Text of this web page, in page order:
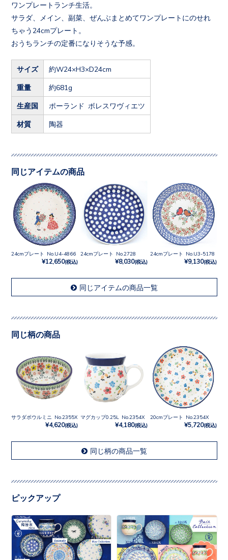
ワンプレートランチ生活。
サラダ、メイン、副菜、ぜんぶまとめてワンプレートにのせれ
ちゃう24cmプレート。
おうちランチの定番になりそうな予感。
サイズ 約W24×H3×D24cm
重量 約681g
生産国 ポーランド ボレスワヴィエツ
材質 陶器
同じアイテムの商品
24cmプレート No.U4-4866
¥12,650(税込)
24cmプレート No.2728
¥8,030(税込)
24cmプレート No.U3-5178
¥9,130(税込)
同じアイテムの商品一覧
同じ柄の商品
サラダボウルミニ No.2355X
¥4,620(税込)
マグカップ0.25L No.2354X
¥4,180(税込)
20cmプレート No.2354X
¥5,720(税込)
同じ柄の商品一覧
ピックアップ